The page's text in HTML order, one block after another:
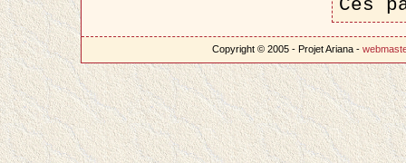
Ces
Copyright © 2005 - Projet Ariana -